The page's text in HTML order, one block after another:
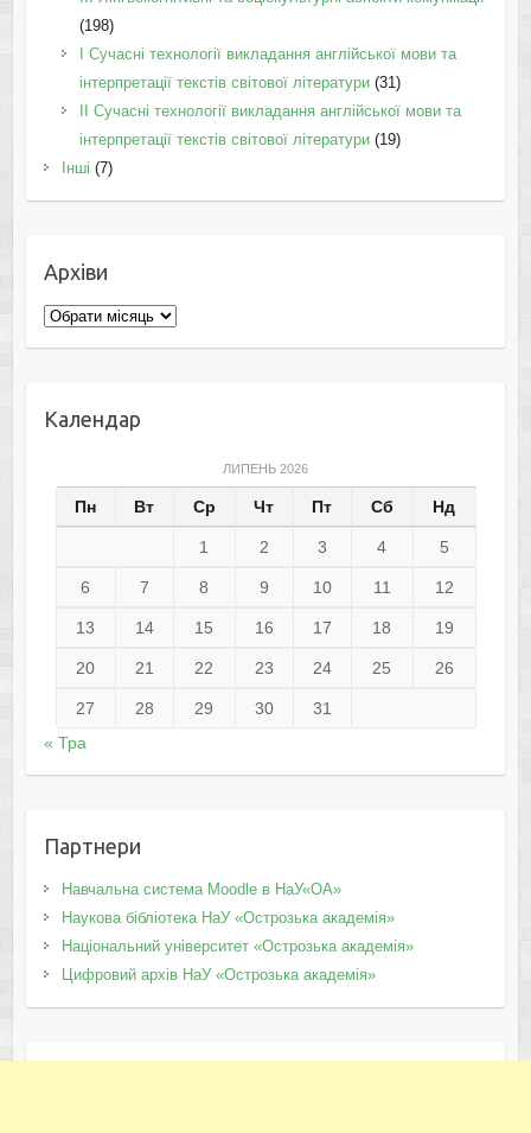
(198)
I Cучасні технології викладання англійської мови та
інтерпретації текстів світової літератури(31)
II Cучасні технології викладання англійської мови та
інтерпретації текстів світової літератури(19)
Інші (7)
Архіви
Архіви
Календар
ЛИПЕНЬ 2026
Пн Вт Ср Чт Пт Сб Нд
1 2 3 4 5
6 7 8 9 10 11 12
13 14 15 16 17 18 19
20 21 22 23 24 25 26
27 28 29 30
31
« Тра
Партнери
Навчальна система Moodle в НаУ«ОА»
Наукова бібліотека НаУ «Острозька академія»
Національний університет «Острозька академія»
Цифровий архів НаУ «Острозька академія»